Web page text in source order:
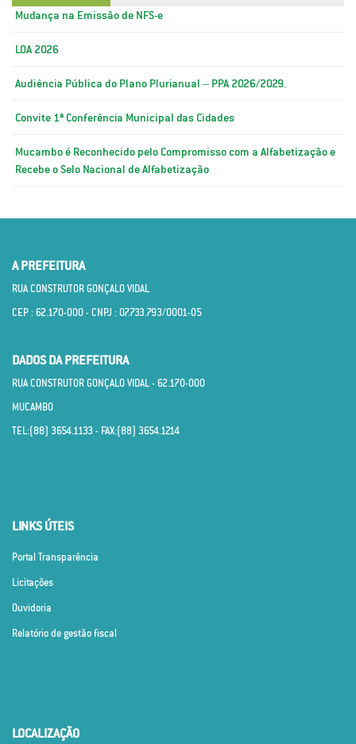
Mudança na Emissão de NFS-e
LOA 2026
Audiência Pública do Plano Plurianual – PPA 2026/2029.
Convite 1ª Conferência Municipal das Cidades
Mucambo é Reconhecido pelo Compromisso com a Alfabetização e
Recebe o Selo Nacional de Alfabetização
A PREFEITURA
RUA CONSTRUTOR GONÇALO VIDAL
CEP : 62.170­-000 - CNPJ : 07.733.793/0001­-05
DADOS DA PREFEITURA
RUA CONSTRUTOR GONÇALO VIDAL - 62.170­-000
MUCAMBO
TEL:(88) 3654.1133 - FAX:(88) 3654.1214
LINKS ÚTEIS
Portal Transparência
Licitações
Ouvidoria
Relatório de gestão fiscal
LOCALIZAÇÃO